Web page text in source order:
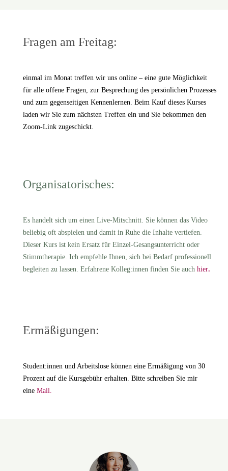
Fragen am Freitag:
einmal im Monat treffen wir uns online – eine gute Möglichkeit
für alle offene Fragen, zur Besprechung des persönlichen Prozesses
und zum gegenseitigen Kennenlernen. Beim Kauf dieses Kurses
laden wir Sie zum nächsten Treffen ein und Sie bekommen den
Zoom-Link zugeschickt.
Organisatorisches:
Es handelt sich um einen Live-Mitschnitt. Sie können das Video
beliebig oft abspielen und damit in Ruhe die Inhalte vertiefen.
Dieser Kurs ist kein Ersatz für Einzel-Gesangsunterricht oder
Stimmtherapie. Ich empfehle Ihnen, sich bei Bedarf professionell
begleiten zu lassen. Erfahrene Kolleg:innen finden Sie auch hier.
Ermäßigungen:
Student:innen und Arbeitslose können eine Ermäßigung von 30
Prozent auf die Kursgebühr erhalten. Bitte schreiben Sie mir
eine Mail.